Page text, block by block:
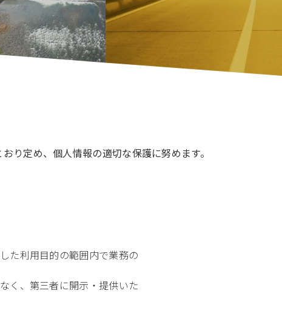
定め、個人情報の適切な保護に努めます。
た利用目的の範囲内で業務の
く、第三者に開示・提供いた